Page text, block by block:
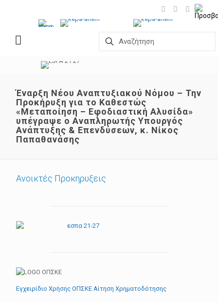
Έναρξη Νέου Αναπτυξιακού Νόμου – Την
Προκήρυξη για το Καθεστώς
«Μεταποίηση – Εφοδιαστική Αλυσίδα»
υπέγραψε ο Αναπληρωτής Υπουργός
Ανάπτυξης & Επενδύσεων, κ. Νίκος
Παπαθανάσης
Ανοικτές Προκηρυξεις
Εγχειρίδιο Χρήσης ΟΠΣΚΕ Αίτηση Χρηματοδότησης